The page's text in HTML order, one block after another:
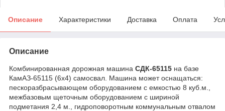
Описание Характеристики Доставка Оплата
Описание
Комбинированная дорожная машина СДК-65115 на базе
КамАЗ-65115 (6х4) самосвал. Машина может оснащаться:
пескоразбрасывающем оборудованием с емкостью 8 куб.м.,
межбазовым щеточным оборудованием с шириной
подметания 2,4 м., гидроповоротным коммунальным отвалом